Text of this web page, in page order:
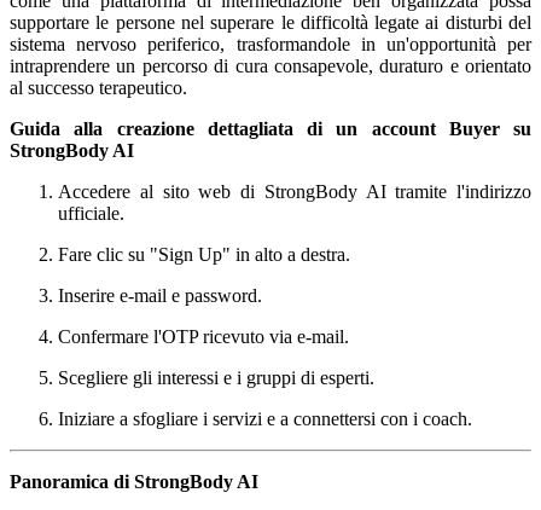
supportare le persone nel superare le difficoltà legate ai disturbi del
sistema nervoso periferico, trasformandole in un'opportunità per
intraprendere un percorso di cura consapevole, duraturo e orientato
al successo terapeutico.
Guida alla creazione dettagliata di un account Buyer su
StrongBody AI
Accedere al sito web di StrongBody AI tramite l'indirizzo
ufficiale.
Fare clic su "Sign Up" in alto a destra.
Inserire e-mail e password.
Confermare l'OTP ricevuto via e-mail.
Scegliere gli interessi e i gruppi di esperti.
Iniziare a sfogliare i servizi e a connettersi con i coach.
Panoramica di StrongBody AI